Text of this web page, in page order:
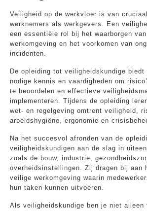
Veiligheid op de werkvloer is van
werknemers als werkgevers. Een
een essentiële rol bij het waarborgen
werkomgeving en het voorkomen van
incidenten.
De opleiding tot veiligheidskundige
nodige kennis en vaardigheden om
te beoordelen en effectieve
implementeren. Tijdens de opleiding
wet- en regelgeving omtrent veiligheid,
arbeidshygiëne, ergonomie en
Na het succesvol afronden van de
veiligheidskundigen aan de slag in
zoals de bouw, industrie,
overheidsinstellingen. Zij dragen bij aan
veilige werkomgeving waarin
hun taken kunnen uitvoeren.
Als veiligheidskundige ben je niet alleen